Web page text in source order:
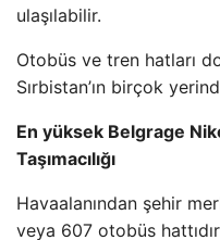
ulaşılabilir.
Otobüs ve tren hatları
Sırbistan’ın birçok
En yüksek Belgrage
Taşımacılığı
Havaalanından şehir
veya 607 otobüs